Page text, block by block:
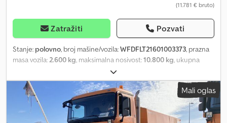
(11.781 € bruto)
Zatražiti Pozvati
Stanje: polovno, broj mašine/vozila:WFDFLT21601003373, prazna
masa vozila: 2.600 kg , maksimalna nosivost:10.800 kg , ukupna
, konfiguracija osovina:
registracija:11/2013, ukupna dužina:5.200 mm, ukupna širina:
2.550 mm
, dimenzija gume:285/70 R19,5", boja:siva
, 4 VOZILA NA
RASPOLAGANJU! - 4 VOZILA NA RASPOLAGANJU! - 4 VOZILA NA
RASPOLAGANJU! - 4 VOZILA NA RASPOLAGANJU! Preuređivanje
Mali oglas